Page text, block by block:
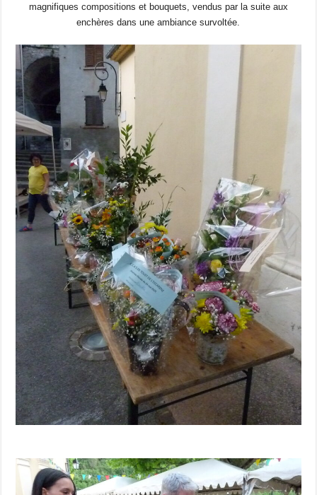
magnifiques compositions et bouquets, vendus par la suite aux
enchères dans une ambiance survoltée.